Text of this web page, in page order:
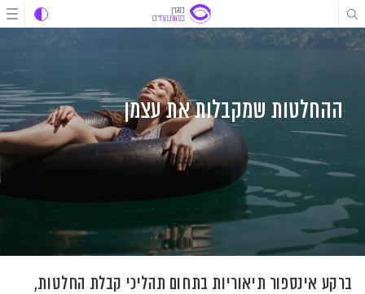
דלג
לתוכן
דלג
לתוכן
דלג
לניווט
ההחלטות שמקבלות את עצמן
ברקע אינספור תיאוריות בתחום תהליכי קבלת החלטות,